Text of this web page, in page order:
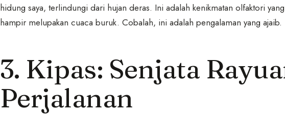
hidung saya, terlindungi dari hujan deras. Ini adalah kenikmatan olfaktori
hampir melupakan cuaca buruk. Cobalah, ini adalah pengalaman yang ajaib.
3. Kipas: Senjata
Perjalanan